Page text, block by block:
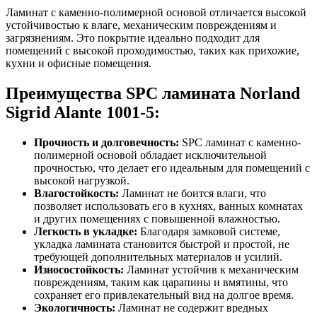
Ламинат с каменно-полимерной основой отличается высокой
устойчивостью к влаге, механическим повреждениям и
загрязнениям. Это покрытие идеально подходит для
помещений с высокой проходимостью, таких как прихожие,
кухни и офисные помещения.
Преимущества SPC ламината Norland
Sigrid Alante 1001-5:
Прочность и долговечность: SPC ламинат с каменно-
полимерной основой обладает исключительной
прочностью, что делает его идеальным для помещений с
высокой нагрузкой.
Влагостойкость: Ламинат не боится влаги, что
позволяет использовать его в кухнях, ванных комнатах
и других помещениях с повышенной влажностью.
Легкость в укладке: Благодаря замковой системе,
укладка ламината становится быстрой и простой, не
требующей дополнительных материалов и усилий.
Износостойкость: Ламинат устойчив к механическим
повреждениям, таким как царапины и вмятины, что
сохраняет его привлекательный вид на долгое время.
Экологичность: Ламинат не содержит вредных